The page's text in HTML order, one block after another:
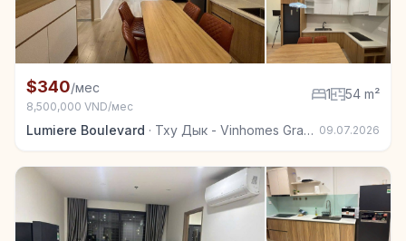
Квартира в аренду в Тху Дык - Vinhomes Grand
$340/мес
8,500,000 VND/мес
1 54 m²
Lumiere Boulevard · Тху Дык - Vinhomes Grand Park 09.07.2026